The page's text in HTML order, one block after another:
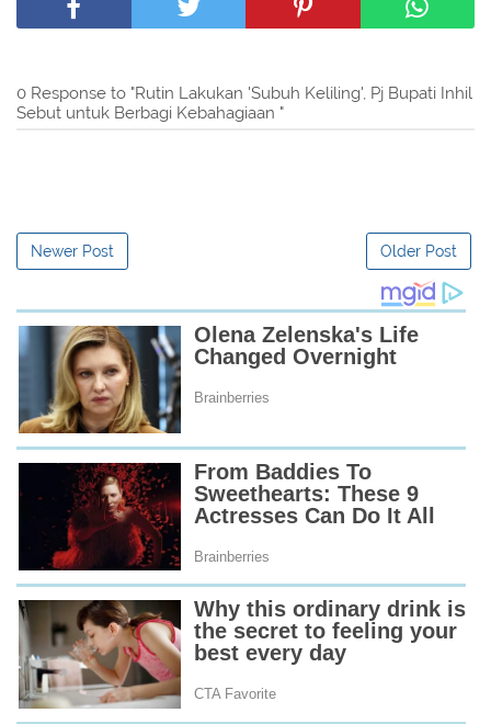
0 Response to "Rutin Lakukan 'Subuh Keliling', Pj Bupati Inhil
Sebut untuk Berbagi Kebahagiaan "
Newer Post Older Post